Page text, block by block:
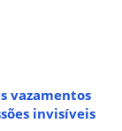
vazamentos
invisíveis